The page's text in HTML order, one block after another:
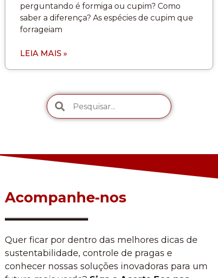
perguntando é formiga ou cupim? Como
saber a diferença? As espécies de cupim que
forrageiam
LEIA MAIS »
Acompanhe-nos
Quer ficar por dentro das melhores dicas de
sustentabilidade, controle de pragas e
conhecer nossas soluções inovadoras para um